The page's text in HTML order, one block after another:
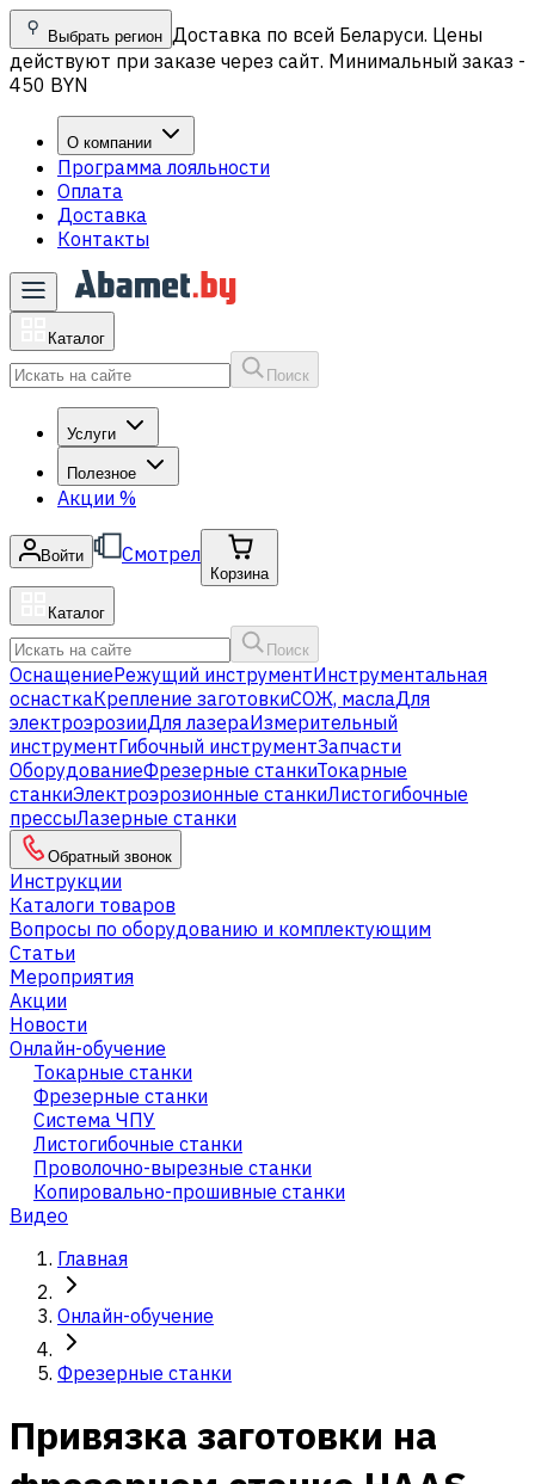
Выбрать регион Доставка по всей Беларуси. Цены
действуют при заказе через сайт. Минимальный заказ -
450 BYN
О компании
Программа лояльности
Оплата
Доставка
Контакты
Каталог
Поиск
Услуги
Полезное
Акции %
Войти Смотрел
Корзина
Каталог
Поиск
ОснащениеРежущий инструментИнструментальная
оснасткаКрепление заготовкиСОЖ, маслаДля
электроэрозииДля лазераИзмерительный
инструментГибочный инструментЗапчасти
ОборудованиеФрезерные станкиТокарные
станкиЭлектроэрозионные станкиЛистогибочные
прессыЛазерные станки
Обратный звонок
Инструкции
Каталоги товаров
Вопросы по оборудованию и комплектующим
Статьи
Мероприятия
Акции
Новости
Онлайн-обучение
Токарные станки
Фрезерные станки
Система ЧПУ
Листогибочные станки
Проволочно-вырезные станки
Копировально-прошивные станки
Видео
Главная
Онлайн-обучение
Фрезерные станки
Привязка заготовки на